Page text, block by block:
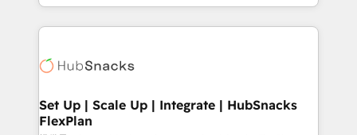
WooCommerce, BuilderTrend, and more Experience
the difference — reach out to see how AI + HubSpot
digital marketing; we do it all (and with great
results)! In short, our services include: - HubSpot
HubSpot development: websites, custom modules,
marketing, advertising, campaigns, content and
design We connect people, data and technology to
Set Up | Scale Up | Integrate | HubSnacks
FlexPlan